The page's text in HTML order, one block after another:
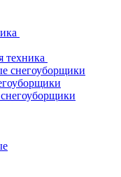
техника
снегоуборщики